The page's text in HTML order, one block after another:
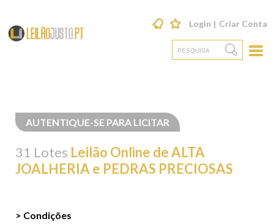
Login Criar Conta
AUTENTIQUE-SE PARA LICITAR
31 Lotes Leilão Online de ALTA
JOALHERIA e PEDRAS PRECIOSAS
> Condições